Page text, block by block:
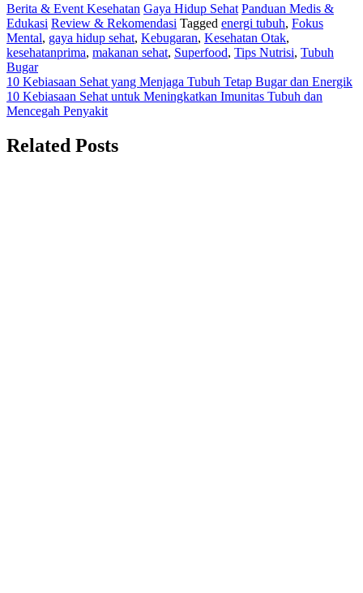
Berita & Event Kesehatan Gaya Hidup Sehat Panduan Medis &
Edukasi Review & Rekomendasi Tagged energi tubuh, Fokus
Mental, gaya hidup sehat, Kebugaran, Kesehatan Otak,
kesehatanprima, makanan sehat, Superfood, Tips Nutrisi, Tubuh
Bugar
Navigasi
pos
10 Kebiasaan Sehat yang Menjaga Tubuh Tetap Bugar dan Energik
10 Kebiasaan Sehat untuk Meningkatkan Imunitas Tubuh dan
Mencegah Penyakit
Related Posts